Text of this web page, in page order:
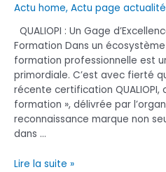
Actu home, Actu page
QUALIOPI : Un Gage
Formation Dans un
formation professionnelle est
primordiale. C’est avec fierté
récente certification
formation », délivrée par
reconnaissance marque non
dans …
QUALIOPI
Lire la suite »